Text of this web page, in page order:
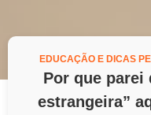
EDUCAÇÃO E DICAS
Por que parei
estrangeira”